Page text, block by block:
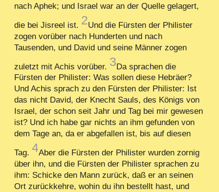
nach Aphek; und Israel war an der Quelle gelagert,
die bei Jisreel ist. 2Und die Fürsten der Philister
zogen vorüber nach Hunderten und nach
Tausenden, und David und seine Männer zogen
zuletzt mit Achis vorüber. 3Da sprachen die
Fürsten der Philister: Was sollen diese Hebräer?
Und Achis sprach zu den Fürsten der Philister: Ist
das nicht David, der Knecht Sauls, des Königs von
Israel, der schon seit Jahr und Tag bei mir gewesen
ist? Und ich habe gar nichts an ihm gefunden von
dem Tage an, da er abgefallen ist, bis auf diesen
Tag.4Aber die Fürsten der Philister wurden zornig
über ihn, und die Fürsten der Philister sprachen zu
ihm: Schicke den Mann zurück, daß er an seinen
Ort zurückkehre, wohin du ihn bestellt hast, und